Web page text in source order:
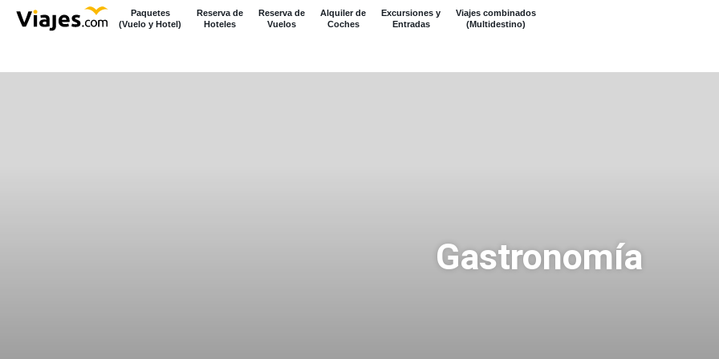
Paquetes
(Vuelo y Hotel)
Reserva de
Hoteles
Reserva de
Vuelos
Alquiler de
Coches
Excursiones y
Entradas
Viajes combinados
(Multidestino)
Gastronomía